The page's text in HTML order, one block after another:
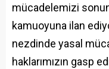
mücadelemizi
kamuoyuna ilan
nezdinde yasal
haklarımızın gasp